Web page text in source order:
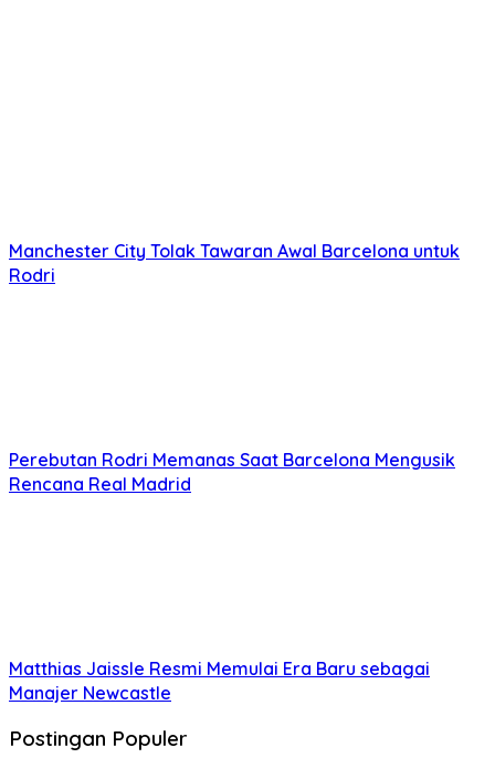
Manchester City Tolak Tawaran Awal Barcelona untuk
Rodri
Perebutan Rodri Memanas Saat Barcelona Mengusik
Rencana Real Madrid
Matthias Jaissle Resmi Memulai Era Baru sebagai
Manajer Newcastle
Postingan Populer